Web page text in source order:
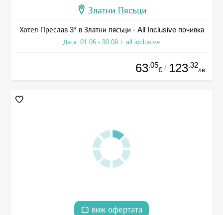
Златни Пясъци
Хотел Преслав 3* в Златни пясъци - All Inclusive почивка
Дата: 01.06 - 30.09 + all inclusive
63.05
€ / 123.32
лв.
виж офертата